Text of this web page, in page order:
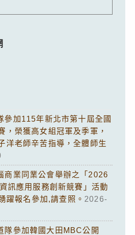
參加115年新北市第十屆全國
，榮獲高女組冠軍及季軍，
洋老師辛苦指導，全體師生
商業同業公會舉辦之「2026
訊應用服務創新競賽」活動
躍報名參加,請查照。 2026-
隊參加韓國大田MBC公開